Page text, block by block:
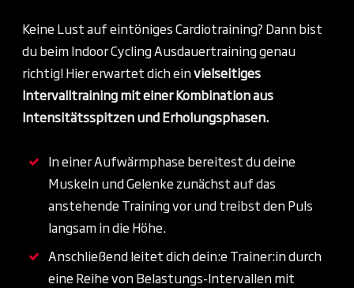
Keine Lust auf eintöniges Cardiotraining? Dann bist
du beim Indoor Cycling Ausdauertraining genau
richtig! Hier erwartet dich einvielseitiges
Intervalltraining mit einerKombination aus
Intensitätsspitzen und Erholungsphasen.
In einer Aufwärmphase bereitest du deine
Muskeln und Gelenke zunächst auf das
anstehende Training vor und treibst den Puls
langsam in die Höhe.
Anschließend leitet dich dein:e Trainer:in durch
eine Reihe von Belastungs-Intervallen mit